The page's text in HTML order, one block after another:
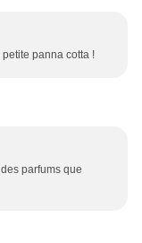
panna cotta !
parfums que